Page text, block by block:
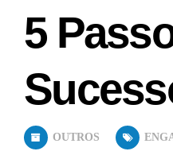
5
OUTROS